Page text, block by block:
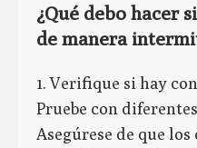
¿Qué debo hacer
de manera
1. Verifique si hay
Pruebe con
Asegúrese de que